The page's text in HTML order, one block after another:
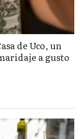
de Uco, un
a gusto